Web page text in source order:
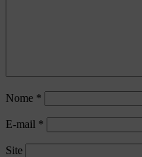
Nome *
E-mail *
Site